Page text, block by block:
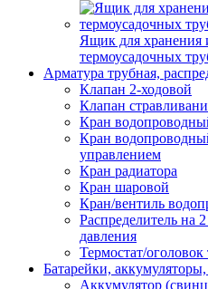
Ящик для хранения
термоусадочных
Арматура трубная,
Клапан 2-ходовой
Клапан
Кран
Кран
управлением
Кран радиатора
Кран шаровой
Кран/вентиль
Распределитель на
давления
Термостат/оголовок
Батарейки,
Аккумулятор